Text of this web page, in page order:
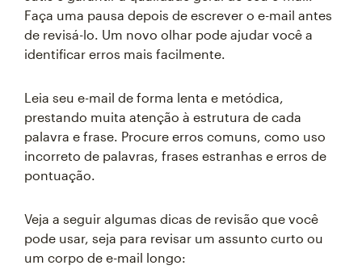
Faça uma pausa depois de escrever o e-mail antes
de revisá-lo. Um novo olhar pode ajudar você a
identificar erros mais facilmente.
Leia seu e-mail de forma lenta e metódica,
prestando muita atenção à estrutura de cada
palavra e frase. Procure erros comuns, como uso
incorreto de palavras, frases estranhas e erros de
pontuação.
Veja a seguir algumas dicas de revisão que você
pode usar, seja para revisar um assunto curto ou
um corpo de e-mail longo: